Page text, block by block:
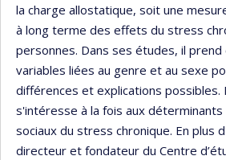
la charge allostatique, soit une
à long terme des effets du stress
personnes. Dans ses études, il
variables liées au genre et au sexe
différences et explications possibles.
s'intéresse à la fois aux
sociaux du stress chronique. En plus
directeur et fondateur du Centre